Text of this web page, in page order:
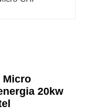
Micro
20kw